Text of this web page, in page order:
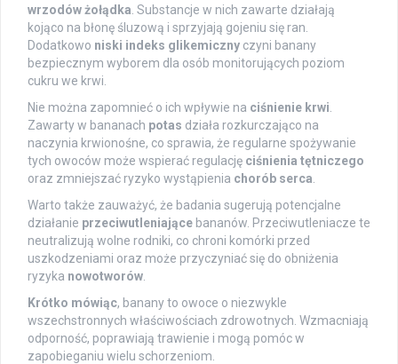
wrzodów żołądka . Substancje w nich zawarte działają
kojąco na błonę śluzową i sprzyjają gojeniu się ran.
Dodatkowo niski indeks glikemiczny czyni banany
bezpiecznym wyborem dla osób monitorujących poziom
cukru we krwi.
Nie można zapomnieć o ich wpływie na ciśnienie krwi
Zawarty w bananach potas działa rozkurczająco na
naczynia krwionośne, co sprawia, że regularne spożywanie
tych owoców może wspierać regulację ciśnienia tętniczego
oraz zmniejszać ryzyko wystąpienia chorób serca
Warto także zauważyć, że badania sugerują potencjalne
działanie przeciwutleniające bananów. Przeciwutleniacze te
neutralizują wolne rodniki, co chroni komórki przed
uszkodzeniami oraz może przyczyniać się do obniżenia
ryzyka nowotworów
Krótko mówiąc, banany to owoce o niezwykle
wszechstronnych właściwościach zdrowotnych. Wzmacniają
odporność, poprawiają trawienie i mogą pomóc w
zapobieganiu wielu schorzeniom.